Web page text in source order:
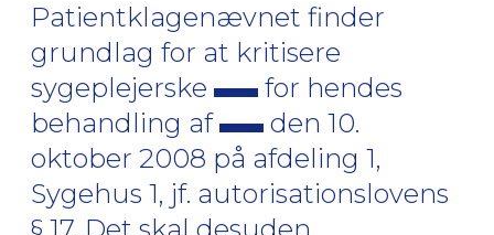
Patientklagenævnet finder
grundlag for at kritisere
sygeplejerske
for hendes
behandling af
den 10.
oktober 2008 på afdeling 1,
Sygehus 1, jf. autorisationslovens